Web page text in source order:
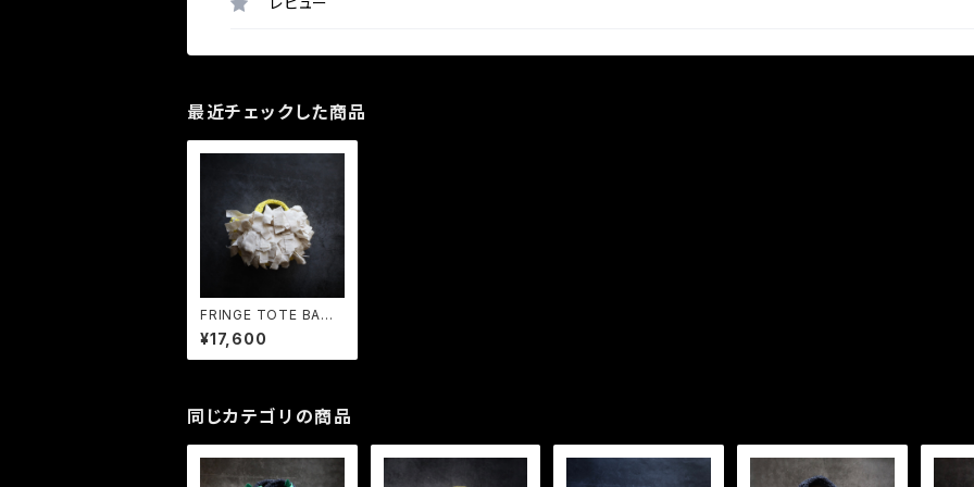
最近チェックした商品
FRINGE TOTE BAG
S Lemon × Ecru
¥17,600
同じカテゴリの商品